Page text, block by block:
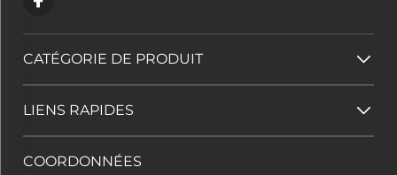
CATÉGORIE DE PRODUIT
LIENS RAPIDES
COORDONNÉES